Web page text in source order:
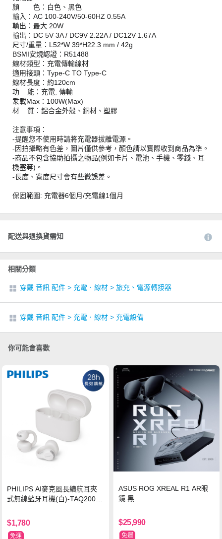
顏 色：白色、黑色
輸入：AC 100-240V/50-60HZ 0.55A
輸出：最大 20W
輸出：DC 5V 3A / DC9V 2.22A / DC12V 1.67A
尺寸/重量：L52*W 39*H22.3 mm / 42g
BSMI安規認證：R51488
線材類型：充電傳輸線材
適用接頭：Type-C TO Type-C
線材長度：約120cm
功 能：充電, 傳輸
乘載Max：100W(Max)
材 質：鋁合金外殼、銅材、塑膠
注意事項：
-提醒您不使用時請將充電器拔離電源。
-因拍攝略有色差，圖片僅供參考，顏色請以實際收到商品為準。
-商品不包含協助拍攝之物品(例如卡片、電池、手機、零錢、耳
機塞等)。
-長度、寬度尺寸會有些微誤差。
保固範圍: 充電器6個月/充電線1個月
配送與退換貨需知
相關分類
穿戴 音訊 配件 > 充電．線材 > 旅充、電源轉接器
穿戴 音訊 配件 > 充電．線材 > 充電設備
你可能會喜歡
PHILIPS AI麥克風長續航耳夾
式無線藍牙耳機(白)-TAQ2000
$1,780
免運
ASUS ROG XREAL R1 AR眼
鏡 黑
$25,990
免運